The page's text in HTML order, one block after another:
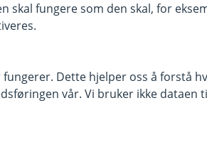
vi også.
rådgiver. Bruk folk som
og all verdens aksjefond. Og
som de største. Ikke vent på at
enn det stilner. Men ta gjerne en
skal fungere som den skal, for
Dette hjelper oss å forstå
vår. Vi bruker ikke dataen